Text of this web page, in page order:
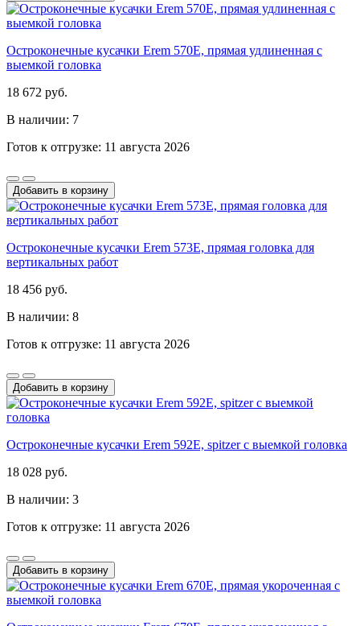
Остроконечные кусачки Erem 570E, прямая удлиненная с
выемкой головка
18 672 руб.
В наличии: 7
Готов к отгрузке: 11 августа 2026
Добавить в корзину
Остроконечные кусачки Erem 573E, прямая головка для
вертикальных работ
18 456 руб.
В наличии: 8
Готов к отгрузке: 11 августа 2026
Добавить в корзину
Остроконечные кусачки Erem 592E, spitzer с выемкой головка
18 028 руб.
В наличии: 3
Готов к отгрузке: 11 августа 2026
Добавить в корзину